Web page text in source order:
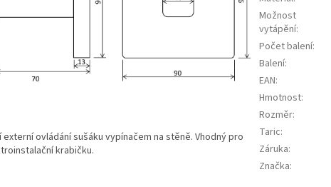
ovládání sušáku vypínačem na stěně. Vhodný pro
krabičku.
Možnost
vytápění:
Počet balení:
Balení:
EAN:
Hmotnost:
Rozměr:
Taric:
Záruka:
Značka: